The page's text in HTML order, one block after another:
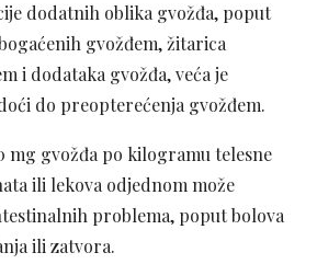
dodatnih oblika gvožđa, poput
gvožđem, žitarica
i dodataka gvožđa, veća je
do preopterećenja gvožđem.
mg gvožđa po kilogramu telesne
ili lekova odjednom može
problema, poput bolova
ili zatvora.